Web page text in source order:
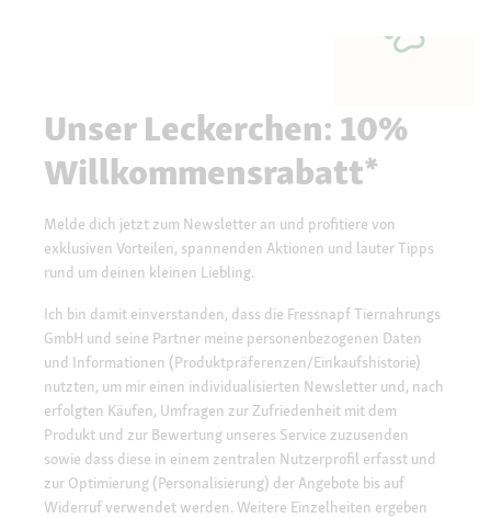
Unser Leckerchen: 10%
Willkommensrabatt*
Melde dich jetzt zum Newsletter an und profitiere von
exklusiven Vorteilen, spannenden Aktionen und lauter Tipps
rund um deinen kleinen Liebling.
Ich bin damit einverstanden, dass die Fressnapf Tiernahrungs
GmbH und seine Partner meine personenbezogenen Daten
und Informationen (Produktpräferenzen/Einkaufshistorie)
nutzten, um mir einen individualisierten Newsletter und, nach
erfolgten Käufen, Umfragen zur Zufriedenheit mit dem
Produkt und zur Bewertung unseres Service zuzusenden
sowie dass diese in einem zentralen Nutzerprofil erfasst und
zur Optimierung (Personalisierung) der Angebote bis auf
Widerruf verwendet werden. Weitere Einzelheiten ergeben